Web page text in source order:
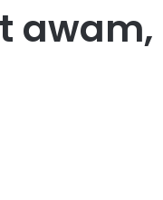
awam,